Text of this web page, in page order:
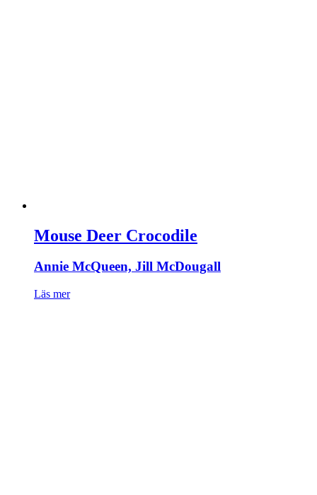
Mouse Deer Crocodile
Annie McQueen, Jill McDougall
Läs mer